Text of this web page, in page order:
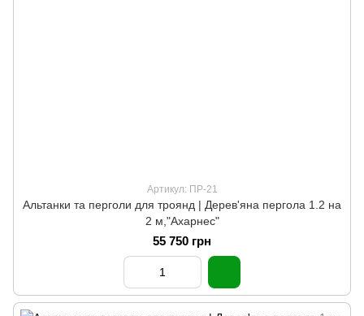
Артикул: ПР-21
Альтанки та перголи для троянд | Дерев'яна пергола 1.2 на
2 м,"Ахарнес"
55 750 грн